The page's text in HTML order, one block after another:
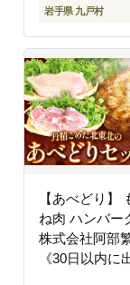
わせ ギフト---
--
岩手県 九戸村
【あべどり】
ね肉 ハンバー
株式会社阿部
《30日以内に